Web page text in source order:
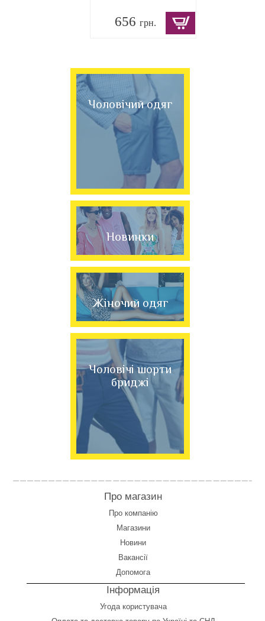
656 грн.
Чоловічий одяг
Новинки
Жіночий одяг
Чоловічі шорти
бриджі
Про магазин
Про компанію
Магазини
Новини
Вакансії
Допомога
Інформація
Угода користувача